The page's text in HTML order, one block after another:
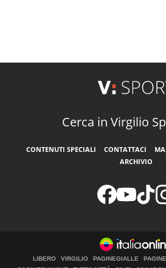
Cerca in Virgilio
CONTENUTI SPECIALI CONTATTACI
ARCHIVIO
LIBERO VIRGILIO PAGINEGIALLE